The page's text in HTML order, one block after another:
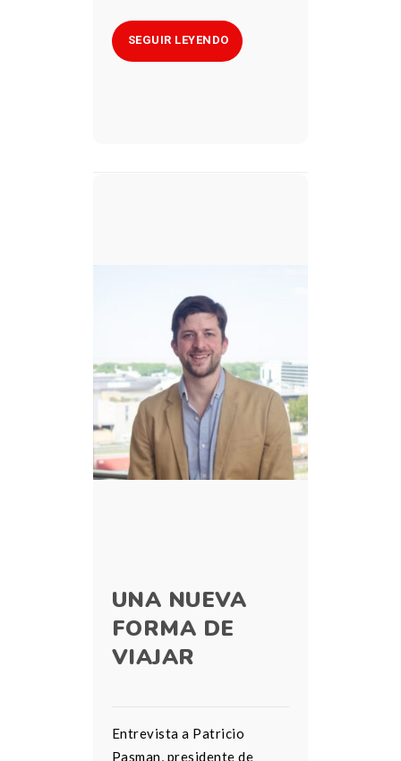
SEGUIR LEYENDO
UNA NUEVA
FORMA DE
VIAJAR
Entrevista a Patricio
Pasman, presidente de